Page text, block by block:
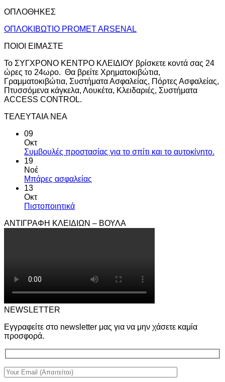
ΟΠΛΟΘΗΚΕΣ
ΟΠΛΟΚΙΒΩΤΙΟ PROMET ARSENAL
ΠΟΙΟΙ ΕΙΜΑΣΤΕ
Το ΣΥΓΧΡΟΝΟ ΚΕΝΤΡΟ ΚΛΕΙΔΙΟΥ βρίσκετε κοντά σας 24
ώρες το 24ωρο. Θα βρείτε Χρηματοκιβώτια,
Γραμματοκιβώτια, Συστήματα Ασφαλείας, Πόρτες Ασφαλείας,
Πτυσσόμενα κάγκελα, Λουκέτα, Κλειδαριές, Συστήματα
ACCESS CONTROL.
ΤΕΛΕΥΤΑΙΑ ΝΕΑ
09
Οκτ
Συμβουλές προστασίας για το σπίτι και το αυτοκίνητο.
19
Νοέ
Μπάρες ασφαλείας
13
Οκτ
Πιστοποιητικά
ΑΝΤΙΓΡΑΦΗ ΚΛΕΙΔΙΩΝ – ΒΟΥΛΑ
NEWSLETTER
Εγγραφείτε στο newsletter μας για να μην χάσετε καμία
προσφορά.